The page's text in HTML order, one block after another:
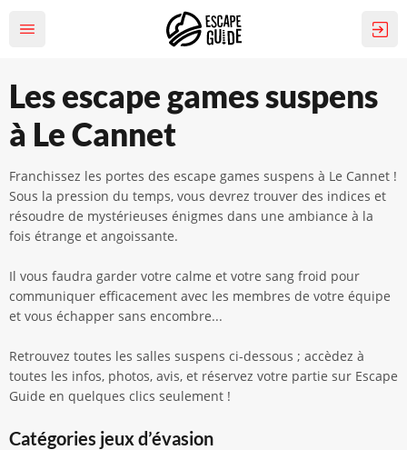
Les escape games suspens
à Le Cannet
Franchissez les portes des escape games suspens à Le Cannet !
Sous la pression du temps, vous devrez trouver des indices et
résoudre de mystérieuses énigmes dans une ambiance à la
fois étrange et angoissante.
Il vous faudra garder votre calme et votre sang froid pour
communiquer efficacement avec les membres de votre équipe
et vous échapper sans encombre...
Retrouvez toutes les salles suspens ci-dessous ; accèdez à
toutes les infos, photos, avis, et réservez votre partie sur Escape
Guide en quelques clics seulement !
Catégories jeux d’évasion